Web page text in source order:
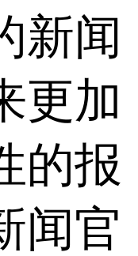
新闻
更加
的报
闻官